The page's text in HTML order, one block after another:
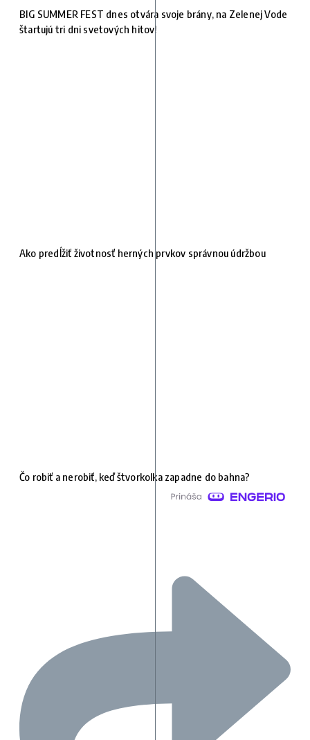
BIG SUMMER FEST dnes otvára svoje brány, na Zelenej Vode
štartujú tri dni svetových hitov!
Ako predĺžiť životnosť herných prvkov správnou údržbou
Čo robiť a nerobiť, keď štvorkolka zapadne do bahna?